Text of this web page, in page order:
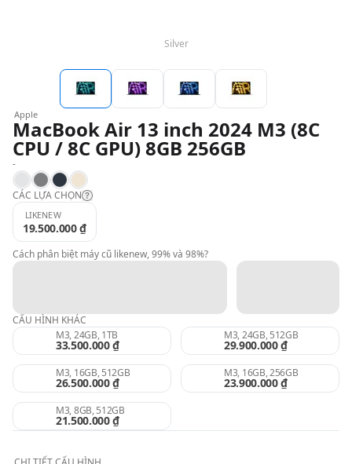
Silver
Apple
MacBook Air 13 inch 2024 M3 (8C
CPU / 8C GPU) 8GB 256GB
-
SilverSpace Gray
Midnight
Starlight
CÁC LỰA CHỌN
Likenew:
98%:
LIKENEW
19.500.000 ₫
Cách phân biệt máy cũ likenew, 99% và 98%?
CẤU HÌNH KHÁC
M3, 24GB, 1TB
33.500.000 ₫
M3, 24GB, 512GB
29.900.000 ₫
M3, 16GB, 512GB
26.500.000 ₫
M3, 16GB, 256GB
23.900.000 ₫
M3, 8GB, 512GB
21.500.000 ₫